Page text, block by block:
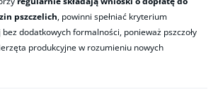
pszczelich, powinni spełniać kryterium
dodatkowych formalności, ponieważ pszczoły
produkcyjne w rozumieniu nowych